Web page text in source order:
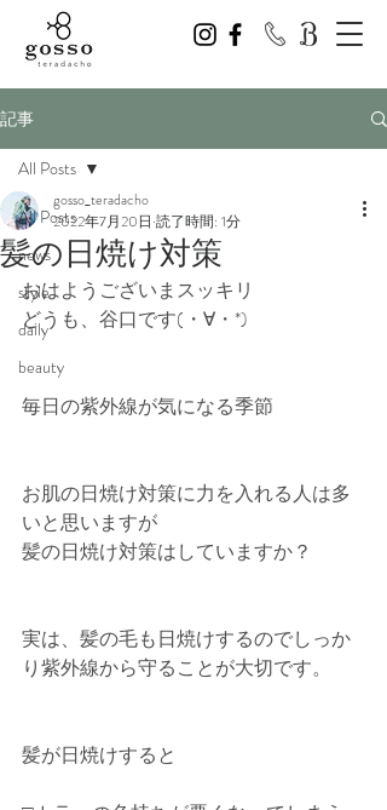
記事
All Posts
news
style
daily
beauty
All Posts
髪の日焼け対策
gosso_teradacho
2022年7月20日 読了時間: 1分
おはようございまスッキリ
どうも、谷口です(・∀・*)
毎日の紫外線が気になる季節
お肌の日焼け対策に力を入れる人は多
いと思いますが
髪の日焼け対策はしていますか？
実は、髪の毛も日焼けするのでしっか
り紫外線から守ることが大切です。
髪が日焼けすると